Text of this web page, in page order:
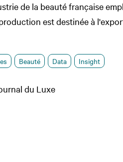
de la beauté française
est destinée à
Beauté Data Insight
du Luxe